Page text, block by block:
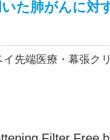
た肺がんに対
先端医療・幕張ク